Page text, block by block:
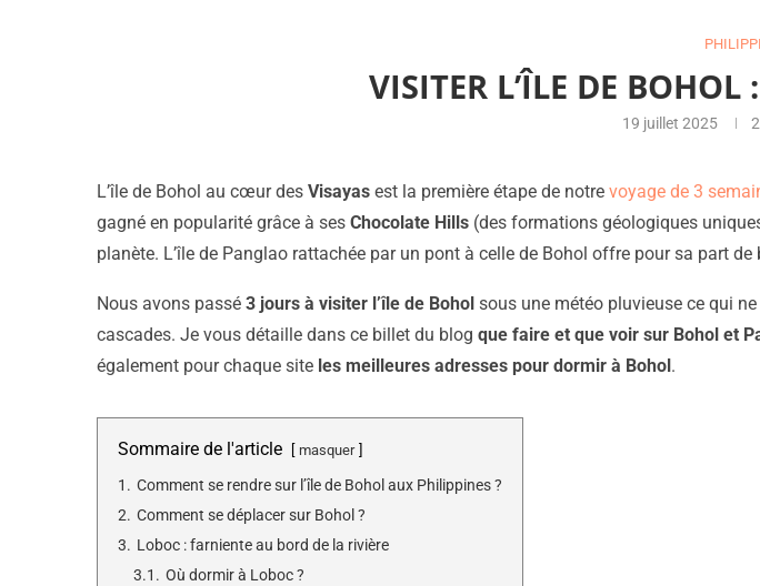
VISITER L’ÎLE DE
19 juillet 2025
L’île de Bohol au cœur des Visayas est la première étape de notre voyage de 3
gagné en popularité grâce à ses Chocolate Hills (des formations géologiques
planète. L’île de Panglao rattachée par un pont à celle de Bohol offre pour sa part
Nous avons passé 3 jours à visiter l’île de Bohol sous une météo pluvieuse ce qui
cascades. Je vous détaille dans ce billet du blog que faire et que voir sur Bohol et
également pour chaque site les meilleures adresses pour dormir à Bohol.
Sommaire de l'article masquer
1. Comment se rendre sur l’île de Bohol aux Philippines ?
2. Comment se déplacer sur Bohol ?
3. Loboc : farniente au bord de la rivière
3.1. Où dormir à Loboc ?